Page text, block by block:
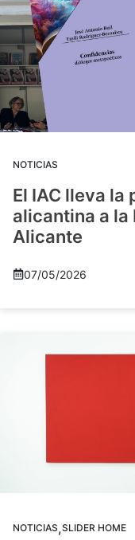
NOTICIAS
El IAC lleva la
alicantina a la
Alicante
07/05/2026
NOTICIAS,SLIDER HOME